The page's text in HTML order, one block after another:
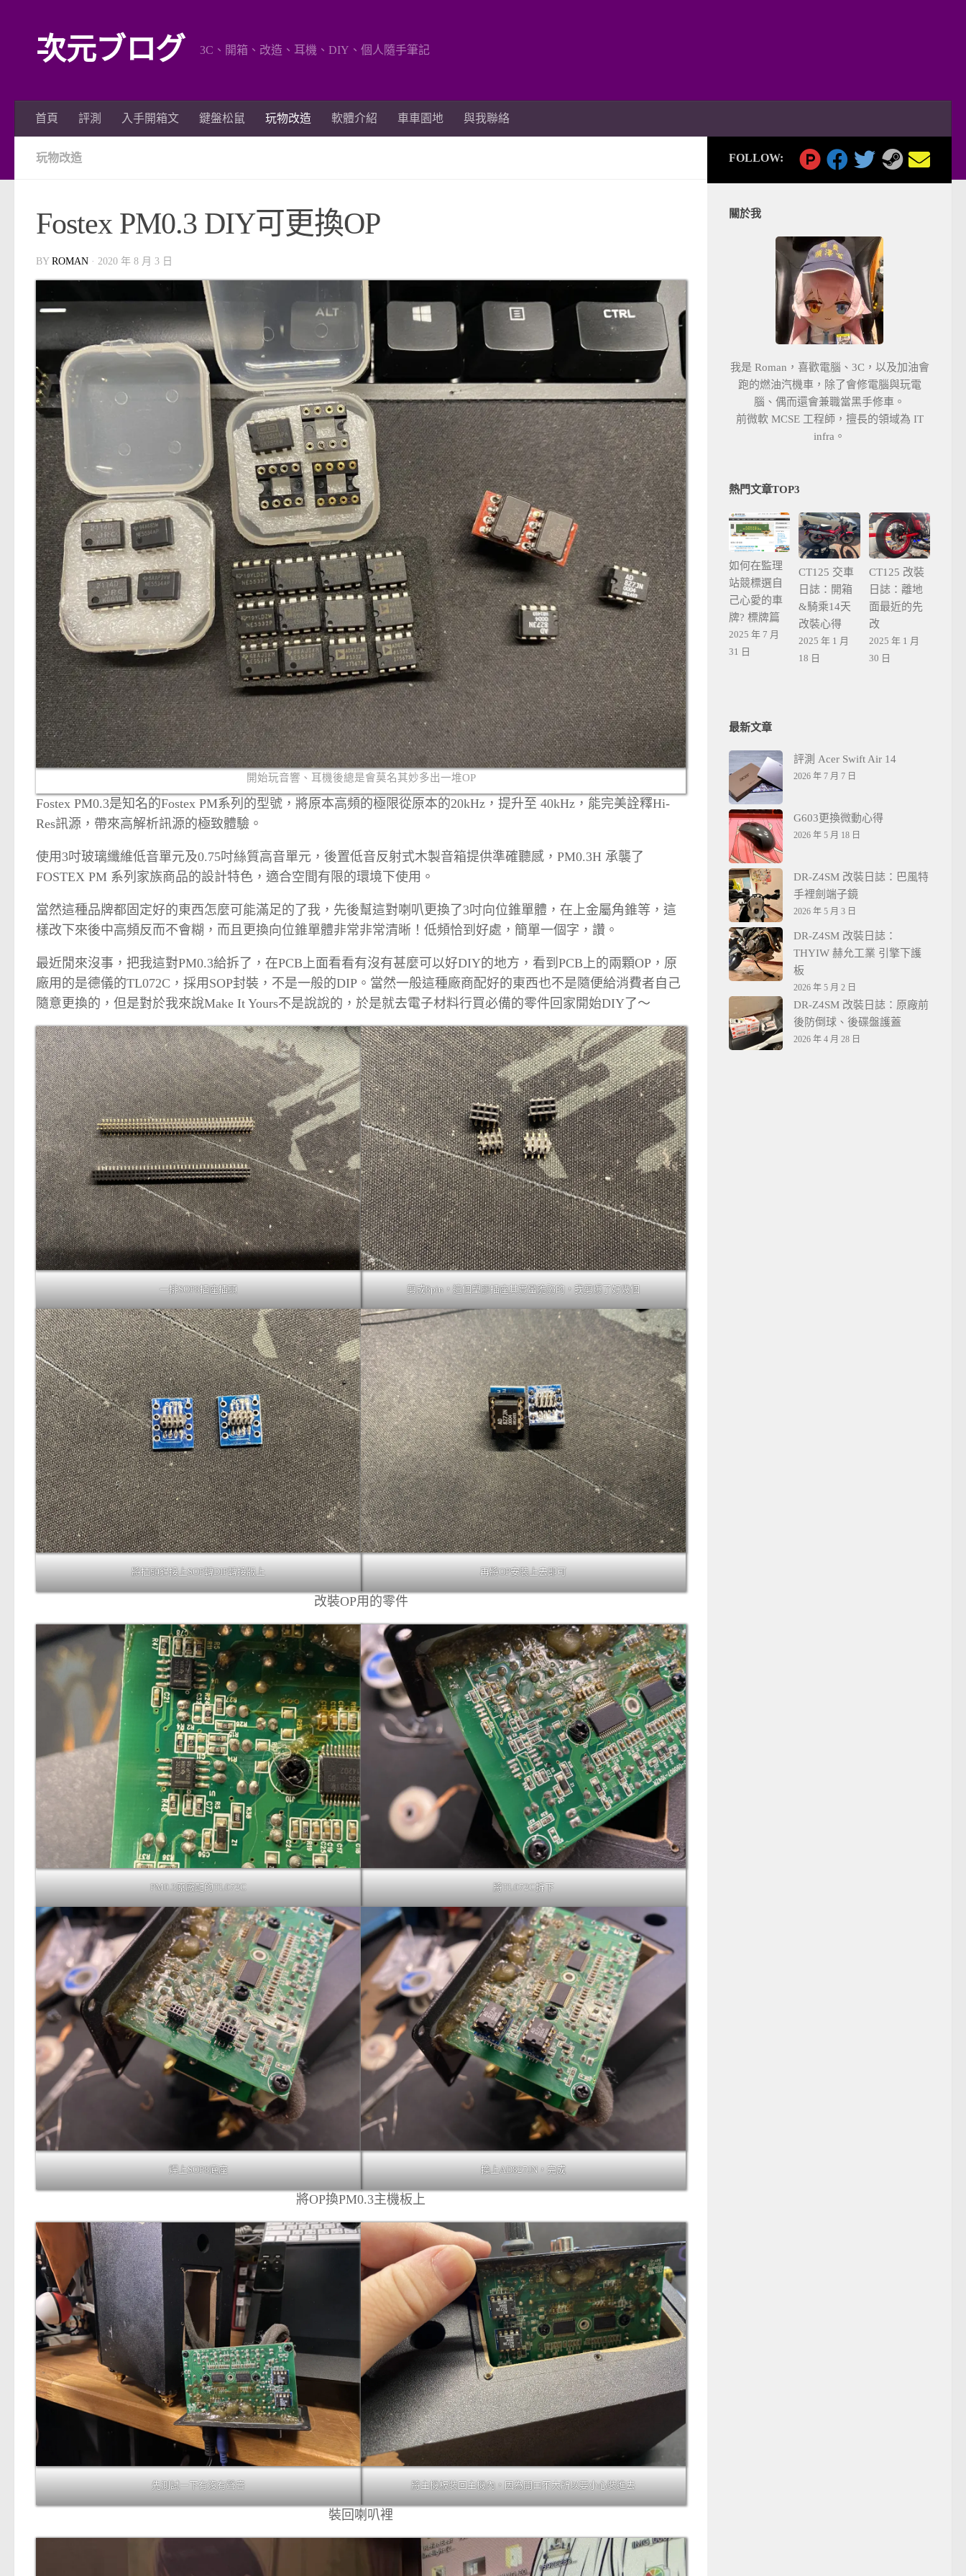
次元ブログ 3C、開箱、改造、耳機、DIY、個人隨手筆記
首頁 評測 入手開箱文 鍵盤松鼠 玩物改造 軟體介紹 車車園地 與我聯絡
玩物改造
Fostex PM0.3 DIY可更換OP
BY ROMAN · 2020 年 8 月 3 日
開始玩音響、耳機後總是會莫名其妙多出一堆OP
Fostex PM0.3是知名的Fostex PM系列的型號，將原本高頻的極限從原本的20kHz，提升至 40kHz，能完美詮釋Hi-
Res訊源，帶來高解析訊源的極致體驗。
使用3吋玻璃纖維低音單元及0.75吋絲質高音單元，後置低音反射式木製音箱提供準確聽感，PM0.3H 承襲了
FOSTEX PM 系列家族商品的設計特色，適合空間有限的環境下使用。
當然這種品牌都固定好的東西怎麼可能滿足的了我，先後幫這對喇叭更換了3吋向位錐單體，在上金屬角錐等，這
樣改下來後中高頻反而不會糊，而且更換向位錐單體非常非常清晰！低頻恰到好處，簡單一個字，讚。
最近閒來沒事，把我這對PM0.3給拆了，在PCB上面看看有沒有甚麼可以好DIY的地方，看到PCB上的兩顆OP，原
廠用的是德儀的TL072C，採用SOP封裝，不是一般的DIP。當然一般這種廠商配好的東西也不是隨便給消費者自己
隨意更換的，但是對於我來說Make It Yours不是說說的，於是就去電子材料行買必備的零件回家開始DIY了～
一排SOP8插座插頭 剪成8pin，這個塑膠插座其實蠻脆弱的，我剪爆了好幾個
將插頭銲接上SOP轉DIP轉接版上 再將OP安裝上去即可
改裝OP用的零件
PM0.3原廠配的TL072C 將TL072C拆下
焊上SOP8底座 換上AD827JN，完成
將OP換PM0.3主機板上
先測試一下有沒有聲音 將主機板裝回主機內，因為開口不大所以要小心裝進去
裝回喇叭裡
FOLLOW:
關於我
我是 Roman，喜歡電腦、3C，以及加油會
跑的燃油汽機車，除了會修電腦與玩電
腦、偶而還會兼職當黑手修車。
前微軟 MCSE 工程師，擅長的領域為 IT
infra。
熱門文章TOP3
如何在監理
站競標選自
己心愛的車
牌? 標牌篇
2025 年 7 月
31 日
CT125 交車
日誌：開箱
&騎乘14天
改裝心得
2025 年 1 月
18 日
CT125 改裝
日誌：離地
面最近的先
改
2025 年 1 月
30 日
最新文章
評測 Acer Swift Air 14
2026 年 7 月 7 日
G603更換微動心得
2026 年 5 月 18 日
DR-Z4SM 改裝日誌：巴風特
手裡劍端子鏡
2026 年 5 月 3 日
DR-Z4SM 改裝日誌：
THYIW 赫允工業 引擎下護
板
2026 年 5 月 2 日
DR-Z4SM 改裝日誌：原廠前
後防倒球、後碟盤護蓋
2026 年 4 月 28 日